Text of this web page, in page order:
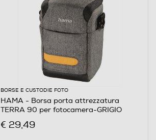
BORSE E CUSTODIE FOTO
HAMA - Borsa porta attrezzatura
TERRA 90 per fotocamera-GRIGIO
€ 29,49